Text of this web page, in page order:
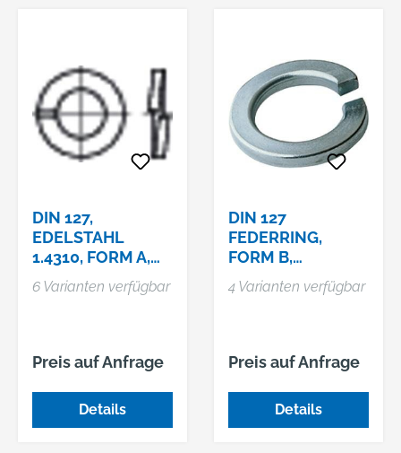
DIN 127,
EDELSTAHL
1.4310, FORM A,
KP
6 Varianten verfügbar
Preis auf Anfrage
Details
DIN 127
FEDERRING,
FORM B,
FEDERSTAHL,
EDELSTAHL
4 Varianten verfügbar
Preis auf Anfrage
Details